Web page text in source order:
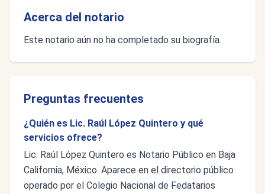
Acerca del notario
Este notario aún no ha completado su biografía.
Preguntas frecuentes
¿Quién es Lic. Raúl López Quintero y qué
servicios ofrece?
Lic. Raúl López Quintero es Notario Público en Baja
California, México. Aparece en el directorio público
operado por el Colegio Nacional de Fedatarios